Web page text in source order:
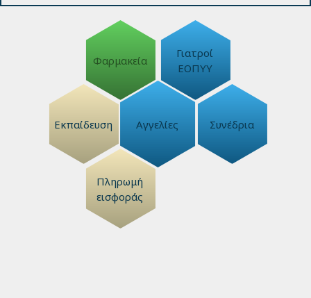
Φαρμακεία
Γιατροί
ΕΟΠΥΥ
Εκπαίδευση Αγγελίες Συνέδρια
Πληρωμή
εισφοράς